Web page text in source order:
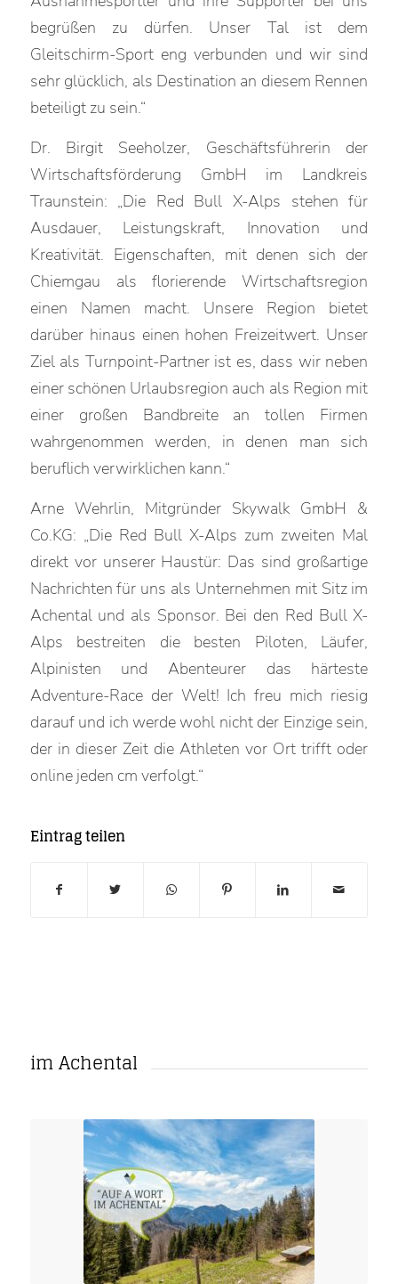
begrüßen zu dürfen. Unser Tal ist dem
Gleitschirm-Sport eng verbunden und wir sind
sehr glücklich, als Destination an diesem Rennen
beteiligt zu sein.“
Dr. Birgit Seeholzer, Geschäftsführerin der
Wirtschaftsförderung GmbH im Landkreis
Traunstein: „Die Red Bull X-Alps stehen für
Ausdauer, Leistungskraft, Innovation und
Kreativität. Eigenschaften, mit denen sich der
Chiemgau als florierende Wirtschaftsregion
einen Namen macht. Unsere Region bietet
darüber hinaus einen hohen Freizeitwert. Unser
Ziel als Turnpoint-Partner ist es, dass wir neben
einer schönen Urlaubsregion auch als Region mit
einer großen Bandbreite an tollen Firmen
wahrgenommen werden, in denen man sich
beruflich verwirklichen kann.“
Arne Wehrlin, Mitgründer Skywalk GmbH &
Co.KG: „Die Red Bull X-Alps zum zweiten Mal
direkt vor unserer Haustür: Das sind großartige
Nachrichten für uns als Unternehmen mit Sitz im
Achental und als Sponsor. Bei den Red Bull X-
Alps bestreiten die besten Piloten, Läufer,
Alpinisten und Abenteurer das härteste
Adventure-Race der Welt! Ich freu mich riesig
darauf und ich werde wohl nicht der Einzige sein,
der in dieser Zeit die Athleten vor Ort trifft oder
online jeden cm verfolgt.“
Eintrag teilen
im Achental